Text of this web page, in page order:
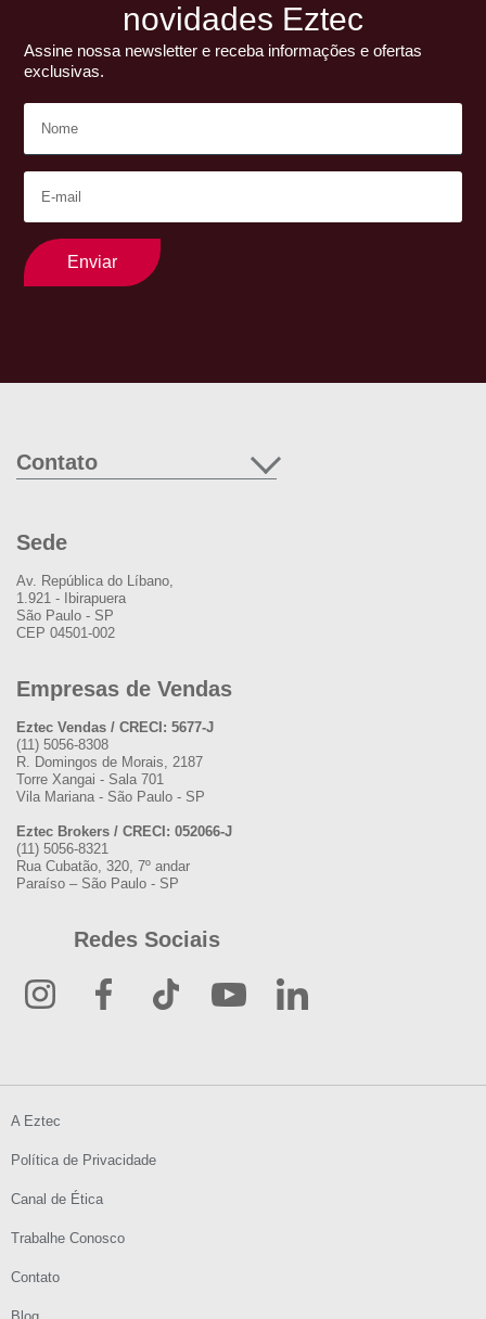
novidades Eztec
Assine nossa newsletter e receba informações e ofertas
exclusivas.
Enviar
Contato
Sede
Av. República do Líbano,
1.921 - Ibirapuera
São Paulo - SP
CEP 04501-002
Empresas de Vendas
Eztec Vendas / CRECI: 5677-J
(11) 5056-8308
R. Domingos de Morais, 2187
Torre Xangai - Sala 701
Vila Mariana - São Paulo - SP
Eztec Brokers / CRECI: 052066-J
(11) 5056-8321
Rua Cubatão, 320, 7º andar
Paraíso – São Paulo - SP
Redes Sociais
A Eztec
Política de Privacidade
Canal de Ética
Trabalhe Conosco
Contato